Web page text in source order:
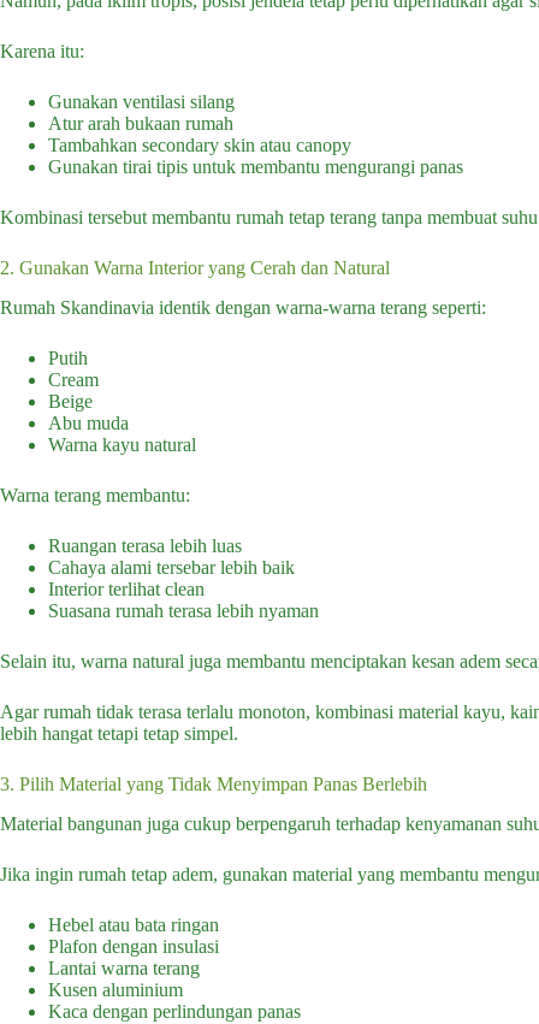
Karena itu:
Gunakan ventilasi silang
Atur arah bukaan rumah
Tambahkan secondary skin atau canopy
Gunakan tirai tipis untuk membantu mengurangi panas
Kombinasi tersebut membantu rumah tetap terang tanpa membuat
2. Gunakan Warna Interior yang Cerah dan Natural
Rumah Skandinavia identik dengan warna-warna terang seperti:
Putih
Cream
Beige
Abu muda
Warna kayu natural
Warna terang membantu:
Ruangan terasa lebih luas
Cahaya alami tersebar lebih baik
Interior terlihat clean
Suasana rumah terasa lebih nyaman
Selain itu, warna natural juga membantu menciptakan kesan adem
Agar rumah tidak terasa terlalu monoton, kombinasi material kayu,
lebih hangat tetapi tetap simpel.
3. Pilih Material yang Tidak Menyimpan Panas Berlebih
Material bangunan juga cukup berpengaruh terhadap kenyamanan
Jika ingin rumah tetap adem, gunakan material yang membantu
Hebel atau bata ringan
Plafon dengan insulasi
Lantai warna terang
Kusen aluminium
Kaca dengan perlindungan panas